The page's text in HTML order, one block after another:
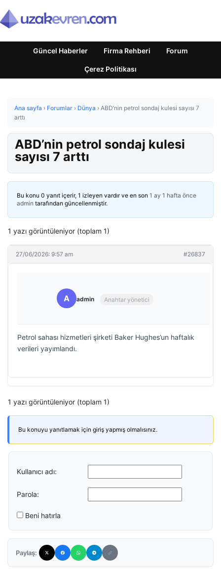
Güncel Haberler Firma Rehberi Forum
Çerez Politikası
Ana sayfa › Forumlar › Dünya › ABD’nin petrol sondaj kulesi sayısı 7
arttı
ABD’nin petrol sondaj kulesi
sayısı 7 arttı
Bu konu 0 yanıt içerir, 1 izleyen vardır ve en son 1 ay 1 hafta önce
admin tarafından güncellenmiştir.
1 yazı görüntüleniyor (toplam 1)
27/06/2026: 9:57 am #26837
A admin Anahtar yönetici
Petrol sahası hizmetleri şirketi Baker Hughes’un haftalık
verileri yayımlandı.
1 yazı görüntüleniyor (toplam 1)
Bu konuyu yanıtlamak için giriş yapmış olmalısınız.
Kullanıcı adı:
Parola:
Beni hatırla
Paylaş: